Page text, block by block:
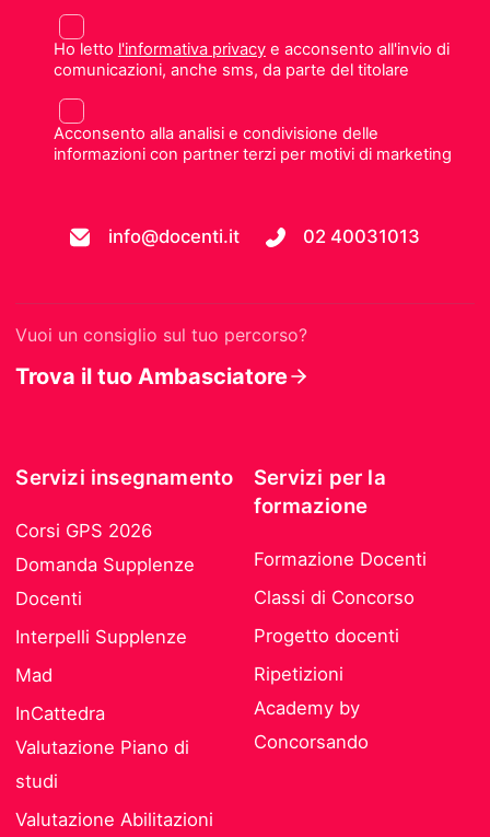
Ho letto l'informativa privacye acconsento all'invio di
comunicazioni, anche sms, da parte del titolare
Acconsento alla analisi e condivisione delle
informazioni con partner terzi per motivi di marketing
info@docenti.it 02 40031013
Vuoi un consiglio sul tuo percorso?
Trova il tuo Ambasciatore
Servizi insegnamento
Corsi GPS 2026
Domanda Supplenze
Docenti
Interpelli Supplenze
Mad
InCattedra
Valutazione Piano di
studi
Valutazione Abilitazioni
Servizi per la
formazione
Formazione Docenti
Classi di Concorso
Progetto docenti
Ripetizioni
Academy by
Concorsando